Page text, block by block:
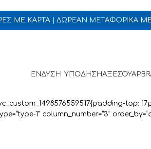
ΜΕ ΚΑΡΤΑ | ΔΩΡΕΑΝ ΜΕΤΑΦΟΡΙΚΑ ΜΕ
ΕΝΔΥΣΗ ΥΠΟΔΗΣΗΑΞΕΣΟΥΑΡ
1″ column_number=”3″